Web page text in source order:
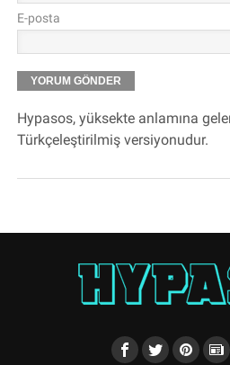
E-posta
Hypasos, yüksekte anlamına
Türkçeleştirilmiş versiyonudur.